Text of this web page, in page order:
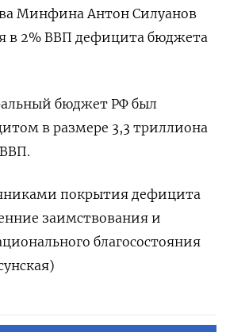
Минфина Антон Силуанов
в 2% ВВП дефицита бюджета
бюджет РФ был
в размере 3,3 триллиона
покрытия дефицита
заимствования и
благосостояния